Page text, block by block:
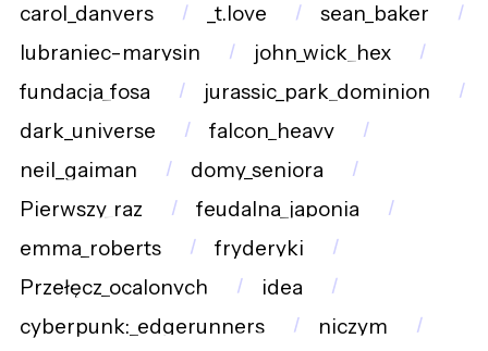
carol_danvers _t.love
sean_baker
lubraniec-marysin
john_wick_hex
fundacja_fosa
jurassic_park_dominion
dark_universe
falcon_heavy
neil_gaiman
domy_seniora
Pierwszy_raz
feudalna_japonia
emma_roberts
fryderyki
Przełęcz_ocalonych
idea
cyberpunk:_edgerunners
niczym